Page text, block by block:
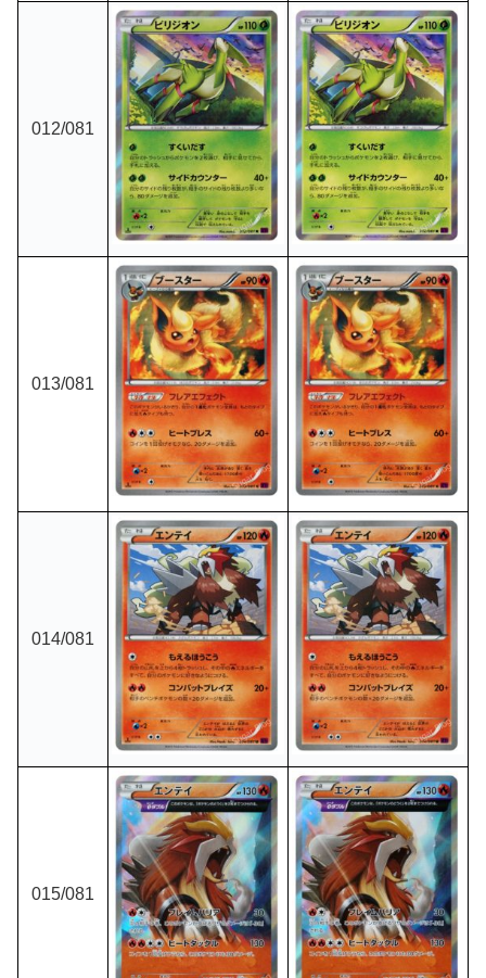
012/081
013/081
014/081
015/081